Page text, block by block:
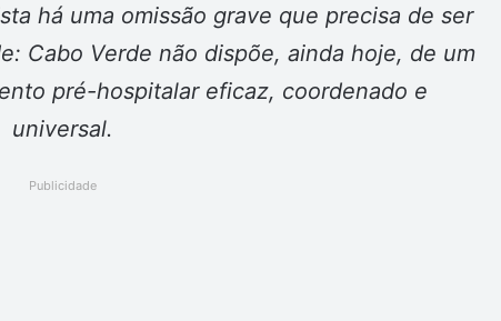
há uma omissão grave que precisa de ser
Cabo Verde não dispõe, ainda hoje, de um
pré-hospitalar eficaz, coordenado e
universal.
Publicidade